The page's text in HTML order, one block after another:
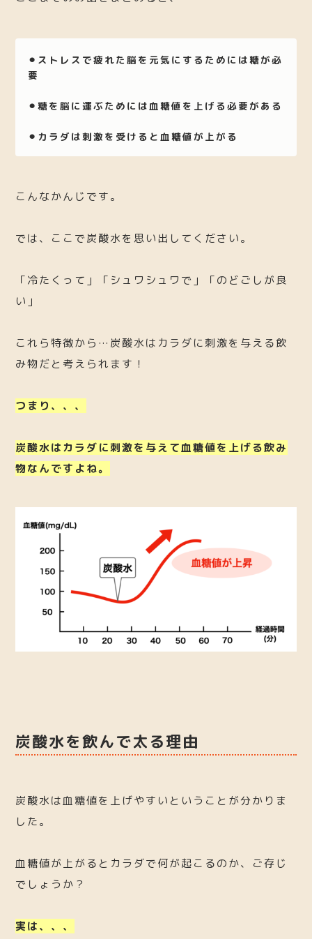
⚫︎ストレスで疲れた脳を元気にするためには糖が必
要
⚫︎糖を脳に運ぶためには血糖値を上げる必要がある
⚫︎カラダは刺激を受けると血糖値が上がる
こんなかんじです。
では、ここで炭酸水を思い出してください。
「冷たくって」「シュワシュワで」「のどごしが良
い」
これら特徴から…炭酸水はカラダに刺激を与える飲
み物だと考えられます！
つまり、、、
炭酸水はカラダに刺激を与えて血糖値を上げる飲み
物なんですよね。
炭酸水を飲んで太る理由
炭酸水は血糖値を上げやすいということが分かりま
した。
血糖値が上がるとカラダで何が起こるのか、ご存じ
でしょうか？
実は、、、